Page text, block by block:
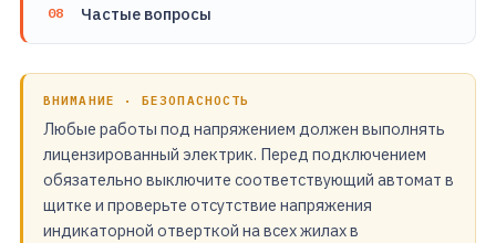
Частые вопросы
ВНИМАНИЕ · БЕЗОПАСНОСТЬ
Любые работы под напряжением должен выполнять
лицензированный электрик. Перед подключением
обязательно выключите соответствующий автомат в
щитке и проверьте отсутствие напряжения
индикаторной отверткой на всех жилах в